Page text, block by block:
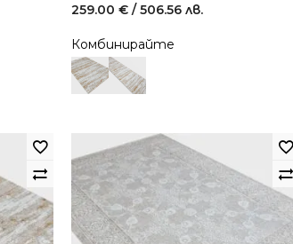
259.00 € / 506.56 лв.
Комбинирайте